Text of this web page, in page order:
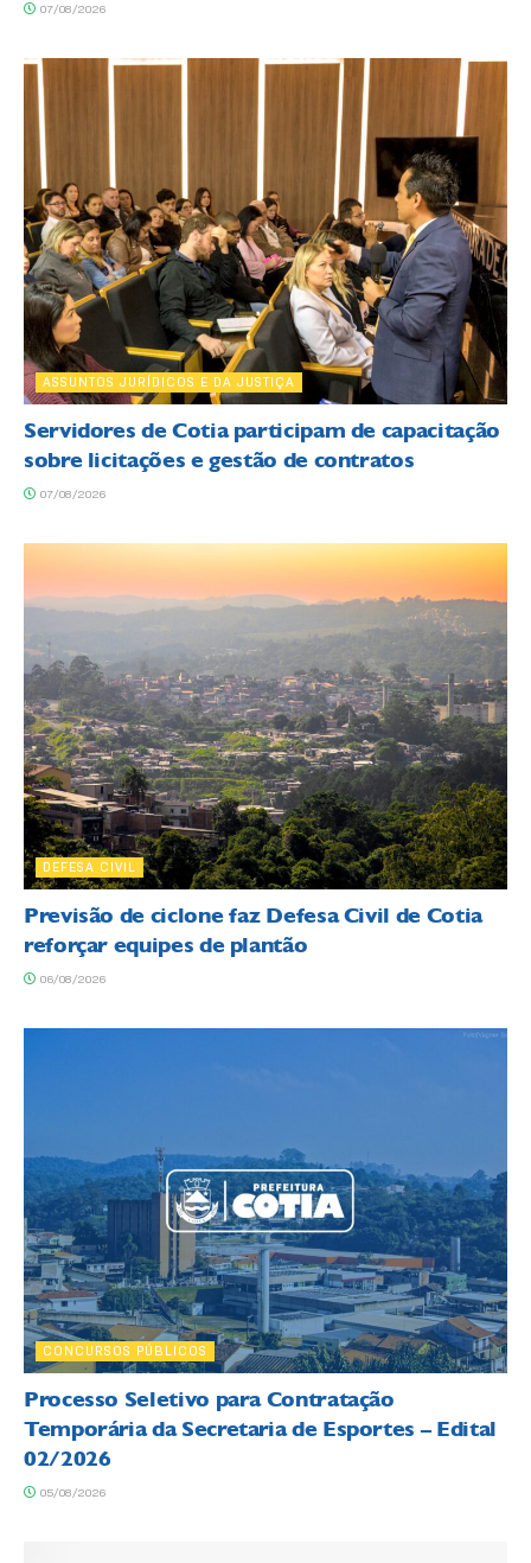
07/08/2026
ASSUNTOS JURÍDICOS E DA JUSTIÇA
Servidores de Cotia participam de capacitação
sobre licitações e gestão de contratos
07/08/2026
DEFESA CIVIL
Previsão de ciclone faz Defesa Civil de Cotia
reforçar equipes de plantão
06/08/2026
CONCURSOS PÚBLICOS
Processo Seletivo para Contratação
Temporária da Secretaria de Esportes – Edital
02/2026
05/08/2026